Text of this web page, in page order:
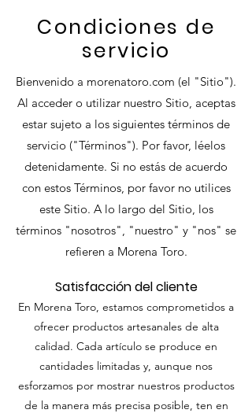
Condiciones de
servicio
Bienvenido a morenatoro.com (el "Sitio").
Al acceder o utilizar nuestro Sitio, aceptas
estar sujeto a los siguientes términos de
servicio ("Términos"). Por favor, léelos
detenidamente. Si no estás de acuerdo
con estos Términos, por favor no utilices
este Sitio. A lo largo del Sitio, los
términos "nosotros", "nuestro" y "nos" se
refieren a Morena Toro.
Satisfacción del cliente
En Morena Toro, estamos comprometidos a
ofrecer productos artesanales de alta
calidad. Cada artículo se produce en
cantidades limitadas y, aunque nos
esforzamos por mostrar nuestros productos
de la manera más precisa posible, ten en